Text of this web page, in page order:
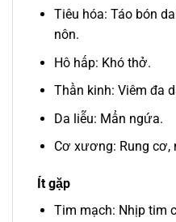
Tiêu hóa: Táo bón
nôn.
Hô hấp: Khó thở.
Thần kinh: Viêm đa
Da liễu: Mẩn ngứa.
Cơ xương: Rung cơ,
Ít gặp
Tim mạch: Nhịp tim